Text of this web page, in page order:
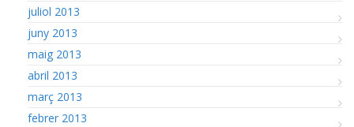
juliol 2013
juny 2013
maig 2013
abril 2013
març 2013
febrer 2013